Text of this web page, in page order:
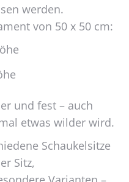
werden.
von 50 x 50 cm:
und fest – auch
etwas wilder wird.
Schaukelsitze
Sitz,